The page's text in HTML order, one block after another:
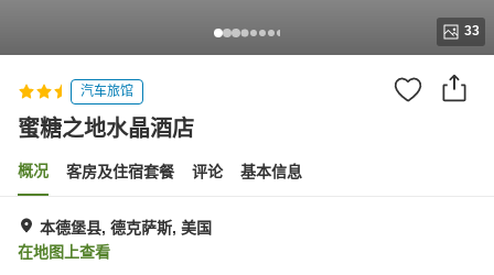
33
汽车旅馆
蜜糖之地水晶酒店
概况 客房及住宿套餐 评论 基本信息
本德堡县, 德克萨斯, 美国
在地图上查看